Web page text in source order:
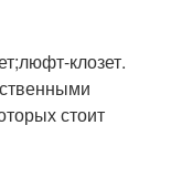
клозет.
стоит